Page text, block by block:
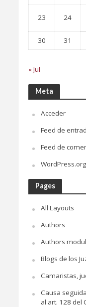
23 24
30
31
« Jul
Meta
Acceder
Feed de
Feed de
WordPress.org
Pages
All Layouts
Authors
Authors
Blogs de los
Camaristas,
Causa
al art. 128 del